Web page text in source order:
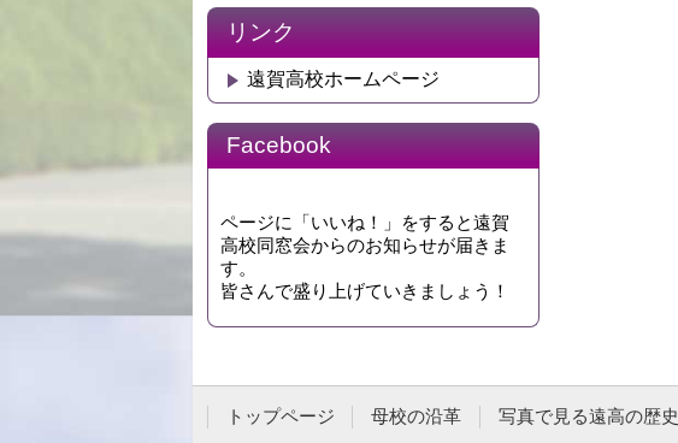
リンク
遠賀高校ホームページ
Facebook
ページに「いいね！」をすると遠賀
高校同窓会からのお知らせが届きま
す。
皆さんで盛り上げていきましょう！
トップページ 母校の沿革 写真で見る遠高の歴史